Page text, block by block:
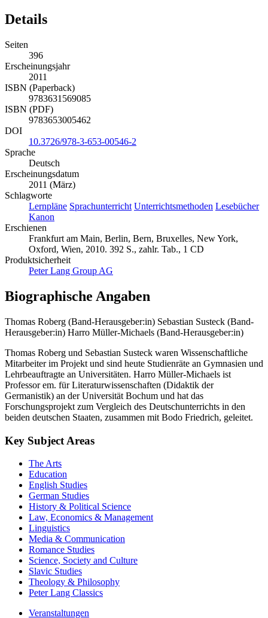
Details
Seiten
396
Erscheinungsjahr
2011
ISBN (Paperback)
9783631569085
ISBN (PDF)
9783653005462
DOI
10.3726/978-3-653-00546-2
Sprache
Deutsch
Erscheinungsdatum
2011 (März)
Schlagworte
Lernpläne Sprachunterricht Unterrichtsmethoden Lesebücher
Kanon
Erschienen
Frankfurt am Main, Berlin, Bern, Bruxelles, New York,
Oxford, Wien, 2010. 392 S., zahlr. Tab., 1 CD
Produktsicherheit
Peter Lang Group AG
Biographische Angaben
Thomas Roberg (Band-Herausgeber:in) Sebastian Susteck (Band-
Herausgeber:in) Harro Müller-Michaels (Band-Herausgeber:in)
Thomas Roberg und Sebastian Susteck waren Wissenschaftliche
Mitarbeiter im Projekt und sind heute Studienräte an Gymnasien und
Lehrbeauftragte an Universitäten. Harro Müller-Michaels ist
Professor em. für Literaturwissenschaften (Didaktik der
Germanistik) an der Universität Bochum und hat das
Forschungsprojekt zum Vergleich des Deutschunterrichts in den
beiden deutschen Staaten, zusammen mit Bodo Friedrich, geleitet.
Key Subject Areas
The Arts
Education
English Studies
German Studies
History & Political Science
Law, Economics & Management
Linguistics
Media & Communication
Romance Studies
Science, Society and Culture
Slavic Studies
Theology & Philosophy
Peter Lang Classics
Veranstaltungen